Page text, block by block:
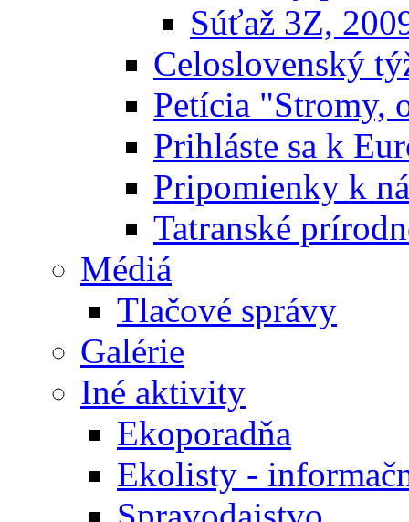
Súťaž 3Z,
Celoslovenský
Petícia "Stromy,
Prihláste sa k
Pripomienky k
Tatranské
Médiá
Tlačové správy
Galérie
Iné aktivity
Ekoporadňa
Ekolisty -